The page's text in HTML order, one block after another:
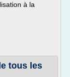
à la
tous les